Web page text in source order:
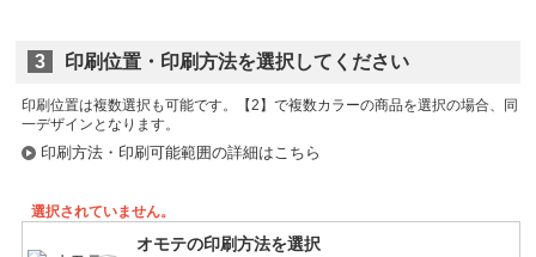
在庫数:
ライトブルー (W50164)
3 印刷位置・印刷方法を選択してください
印刷位置は複数選択も可能です。
印刷方法・印刷可能範囲の詳細はこちら
選択されていません。
オモテの印刷方法を選択